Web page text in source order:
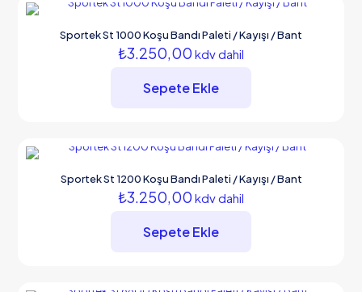
Sportek St 1000 Koşu Bandı Paleti / Kayışı / Bant
₺3.250,00 kdv dahil
Sepete Ekle
Sportek St 1200 Koşu Bandı Paleti / Kayışı / Bant
₺3.250,00 kdv dahil
Sepete Ekle